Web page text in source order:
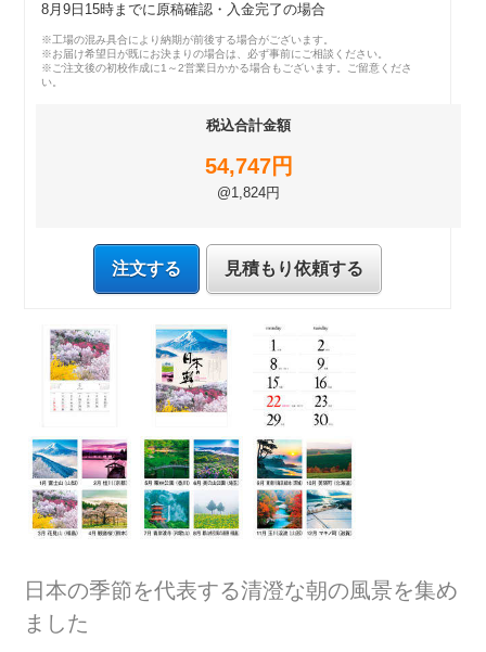
8月9日15時までに原稿確認・入金完了の場合
※工場の混み具合により納期が前後する場合がございます。
※お届け希望日が既にお決まりの場合は、必ず事前にご相談ください。
※ご注文後の初校作成に1～2営業日かかる場合もございます。ご留意くださ
い。
税込合計金額
54,747円
@1,824円
注文する 見積もり依頼する
日本の季節を代表する清澄な朝の風景を集め
ました